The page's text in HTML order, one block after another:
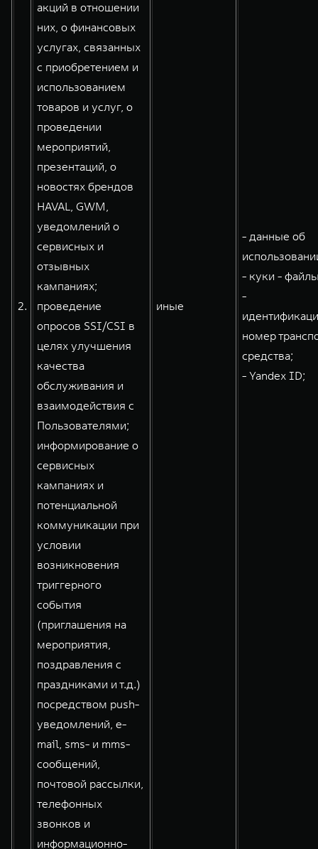
2.
акций в отношении
них, о финансовых
услугах, связанных
с приобретением и
использованием
товаров и услуг, о
проведении
мероприятий,
презентаций, о
новостях брендов
HAVAL, GWM,
уведомлений о
сервисных и
отзывных
кампаниях;
проведение
опросов SSI/CSI в
целях улучшения
качества
обслуживания и
взаимодействия с
Пользователями;
информирование о
сервисных
кампаниях и
потенциальной
коммуникации при
условии
возникновения
триггерного
события
(приглашения на
мероприятия,
поздравления с
праздниками и т.д.)
посредством push-
уведомлений, e-
mail, sms- и mms-
сообщений,
почтовой рассылки,
телефонных
звонков и
информационно-
иные
- данные об
- куки -
-
номер
средства;
- Yandex ID;